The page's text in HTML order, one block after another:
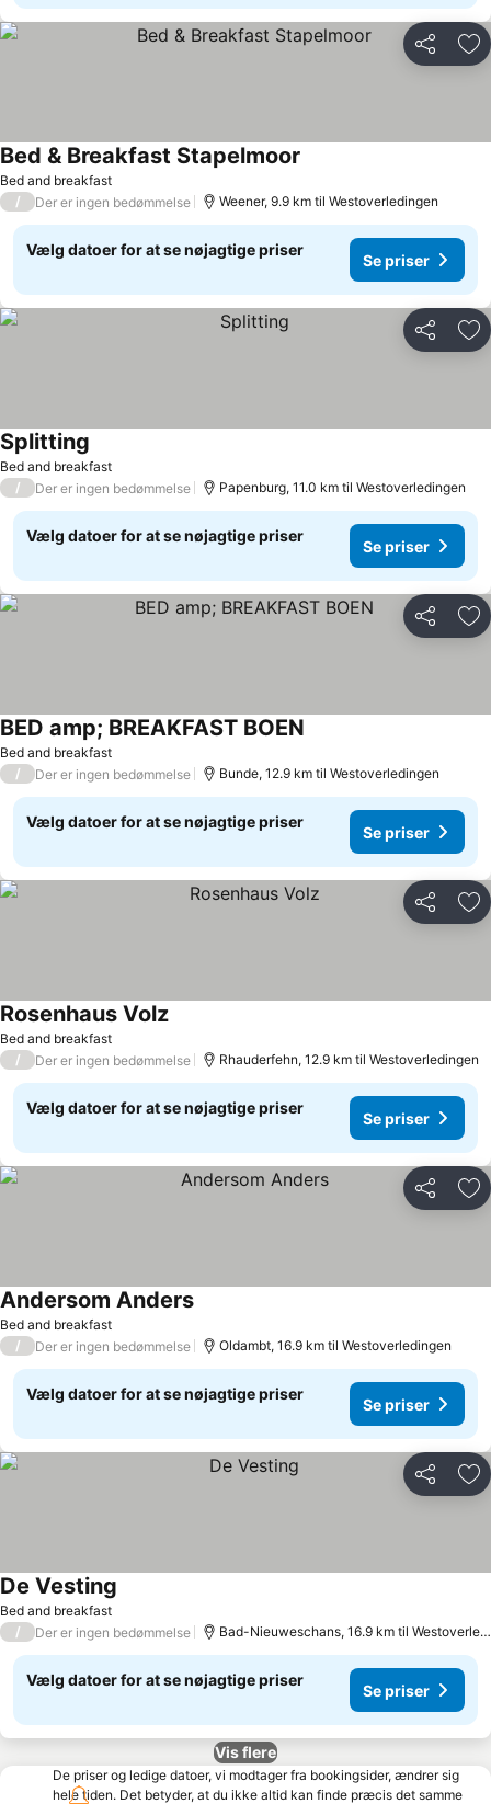
Del
Bed and breakfast
Bed & Breakfast Stapelmoor
/ Der er ingen bedømmelse Weener, 9.9 km til Westoverledingen
Vælg datoer for at se nøjagtige priser
Se priser
Del
Bed and breakfast
Splitting
/ Der er ingen bedømmelse Papenburg, 11.0 km til Westoverledingen
Vælg datoer for at se nøjagtige priser
Se priser
Del
Bed and breakfast
BED amp; BREAKFAST BOEN
/ Der er ingen bedømmelse Bunde, 12.9 km til Westoverledingen
Vælg datoer for at se nøjagtige priser
Se priser
Del
Bed and breakfast
Rosenhaus VolzSe priser
/ Der er ingen bedømmelse Rhauderfehn, 12.9 km til Westoverledingen
Vælg datoer for at se nøjagtige priser
Se priser
Del
Bed and breakfast
Andersom AndersSe priser
/ Der er ingen bedømmelse Oldambt, 16.9 km til Westoverledingen
Vælg datoer for at se nøjagtige priser
Se priser
Del
Bed and breakfast
De Vesting
/ Der er ingen bedømmelse Bad-Nieuweschans, 16.9 km til
Vælg datoer for at se nøjagtige priser
Se priser
Vis flere
De priser og ledige datoer, vi modtager fra bookingsider, ændrer sig
hele tiden. Det betyder, at du ikke altid kan finde præcis det samme